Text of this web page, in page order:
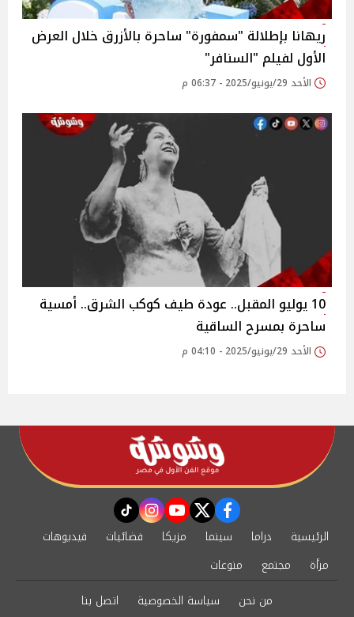
ريهانا بإطلالة "سمفورة" ساحرة بالأزرق خلال العرض
الأول لفيلم "السنافر"
الأحد 29/يونيو/2025 - 06:37 م
10 يوليو المقبل.. عودة طيف كوكب الشرق.. أمسية
ساحرة بمسرح الساقية
الأحد 29/يونيو/2025 - 04:10 م
facebook
twitter
youtube
instagram
tiktok
الرئيسية دراما سينما مزيكا فضائيات
فيديوهات
مرأة
مجتمع
منوعات
من نحن
سياسة الخصوصية اتصل بنا